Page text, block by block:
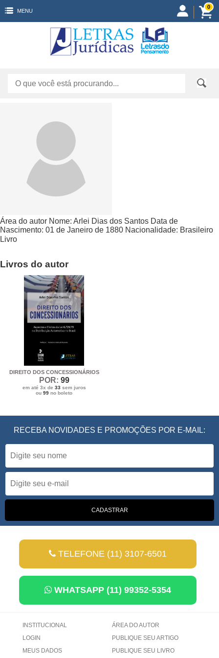
MENU
0
Área do autor Nome: Arlei Dias dos Santos Data de
Nascimento: 01 de Janeiro de 1880 Nacionalidade: Brasileiro
Livro
Livros do autor
DIREITO DOS CONCESSIONÁRIOS
POR: 99
em até 3x de 33sem juros
ou99 no boleto
RECEBA NOVIDADES E PROMOÇÕES POR E-MAIL:
TELEFONE (11) 3107-6501
WHATSAPP (11) 99352-5354
INSTITUCIONAL
LOGIN
MEUS DADOS
ÁREA DO AUTOR
PUBLIQUE SEU ARTIGO
PUBLIQUE SEU LIVRO